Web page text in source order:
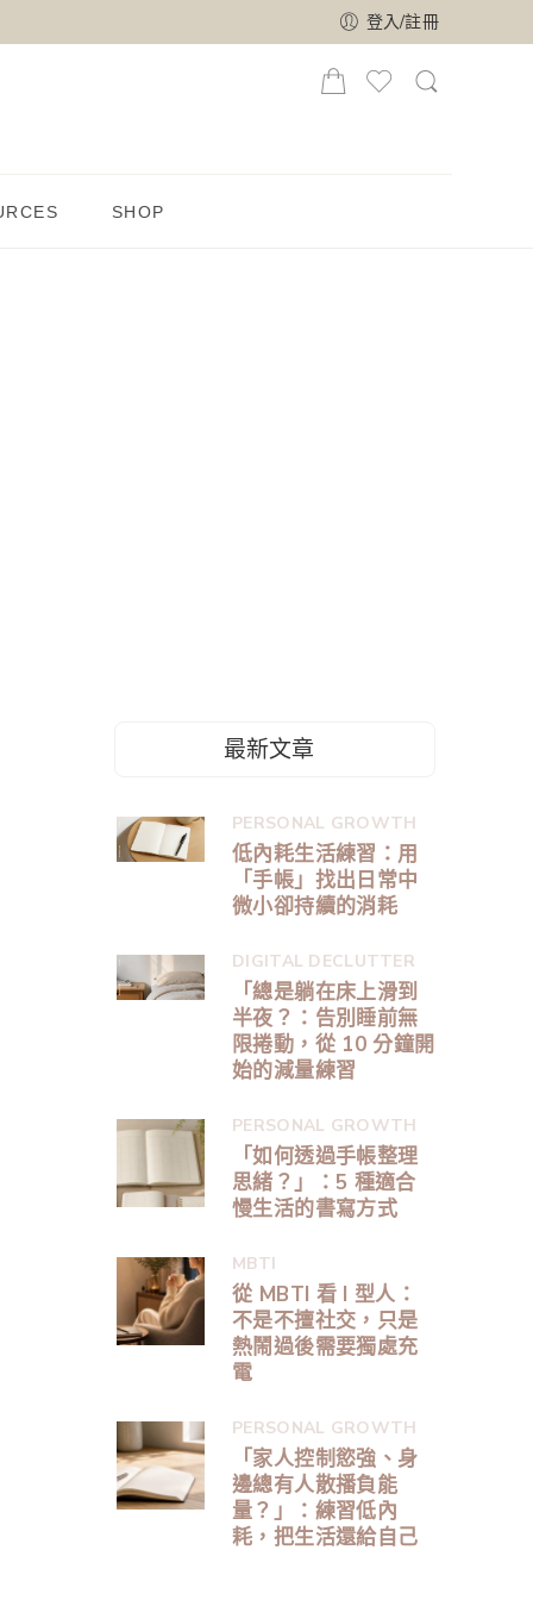
登入/註冊
SHOP
最新文章
PERSONAL GROWTH
低內耗生活練習：用
「手帳」找出日常中
微小卻持續的消耗
DIGITAL DECLUTTER
「總是躺在床上滑到
半夜？：告別睡前無
限捲動，從 10 分鐘開
始的減量練習
PERSONAL GROWTH
「如何透過手帳整理
思緒？」：5 種適合
慢生活的書寫方式
MBTI
從 MBTI 看 I 型人：
不是不擅社交，只是
熱鬧過後需要獨處充
電
PERSONAL GROWTH
「家人控制慾強、身
邊總有人散播負能
量？」：練習低內
耗，把生活還給自己